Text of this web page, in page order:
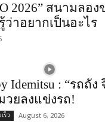
2026” สนามลอ
ว่าอยากเป็นอะไร
Idemitsu : “รถถัง
วยลงแข่งรถ!
ร็ว August 6, 2026